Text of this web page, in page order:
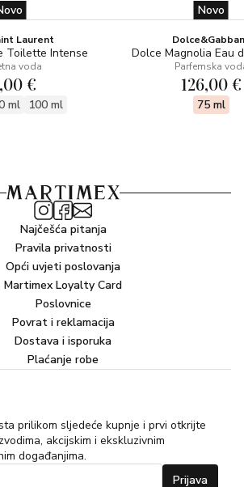
Laurent
Toilette Intense
voda
€
ml 100 ml
Novo
Dolce Magnolia Eau
Parfemska
126,00 €
75 ml
Najčešća pitanja
Pravila privatnosti
Opći uvjeti poslovanja
Martimex Loyalty Card
Poslovnice
Povrat i reklamacija
Dostava i isporuka
Plaćanje robe
prilikom sljedeće kupnje i prvi otkrijte
akcijskim i ekskluzivnim
događanjima.
Prijava